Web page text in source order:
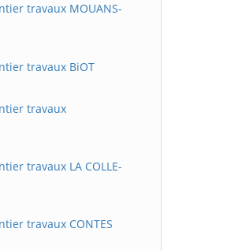
travaux MOUANS-
travaux BiOT
travaux
travaux LA COLLE-
travaux CONTES